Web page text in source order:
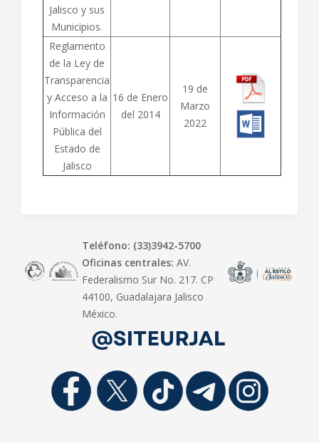
Jalisco y sus
Municipios.
Reglamento
de la Ley de
Transparencia
y Acceso a la
Información
Pública del
Estado de
Jalisco
16 de Enero
del 2014
19 de
Marzo
2022
Teléfono: (33)3942-5700
Oficinas centrales: AV.
Federalismo Sur No. 217. CP
44100, Guadalajara Jalisco
México.